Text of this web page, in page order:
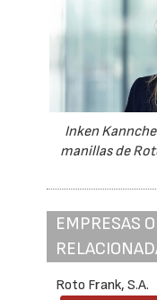
Inken
manillas de
EMPRESAS
Roto Frank, S.A.